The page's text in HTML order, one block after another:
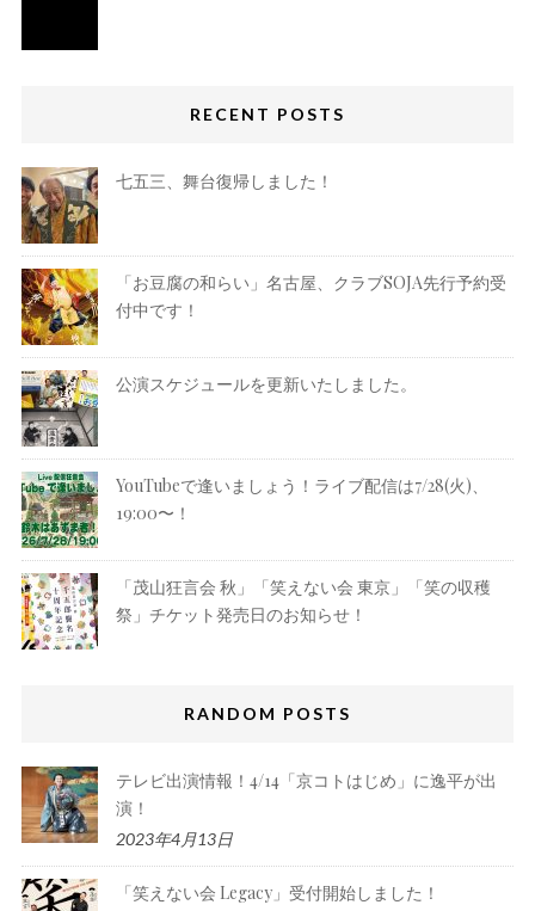
RECENT POSTS
七五三、舞台復帰しました！
「お豆腐の和らい」名古屋、クラブSOJA先行予約受
付中です！
公演スケジュールを更新いたしました。
YouTubeで逢いましょう！ライブ配信は7/28(火)、
19:00〜！
「茂山狂言会 秋」「笑えない会 東京」「笑の収穫
祭」チケット発売日のお知らせ！
RANDOM POSTS
テレビ出演情報！4/14「京コトはじめ」に逸平が出
演！
2023年4月13日
「笑えない会 Legacy」受付開始しました！